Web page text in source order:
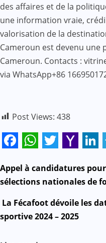
des affaires et de la
une information vraie,
valorisation de la
Cameroun est devenu une
Cameroun. Contacts :
via WhatsApp+86
Post Views: 438
Mail
N
v
Appel à candidatures
sélections nationales de
La Fécafoot dévoile les
sportive 2024 – 2025